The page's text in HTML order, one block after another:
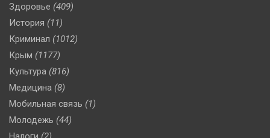
Здоровье (409)
История (11)
Криминал (1012)
Крым (1177)
Культура (816)
Медицина (8)
Мобильная связь (1)
Молодежь (44)